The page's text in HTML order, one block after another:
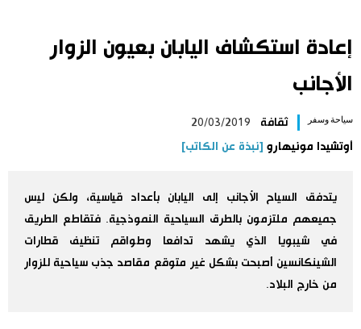
أخبار
اليابان في فيديو
مانغا وأنيمي
علوم وتكنولوجيا
الأقسام
إعادة استكشاف اليابان بعيون الزوار
الأجانب
سياحة وسفر ثقافة
20/03/2019
أوتشيدا مونيهارو [نبذة عن الكاتب]
يتدفق السياح الأجانب إلى اليابان بأعداد قياسية، ولكن ليس
جميعهم ملتزمون بالطرق السياحية النموذجية. فتقاطع الطريق
في شيبويا الذي يشهد تدافعا وطواقم تنظيف قطارات
الشينكانسين أصبحت بشكل غير متوقع مقاصد جذب سياحية للزوار
من خارج البلاد.